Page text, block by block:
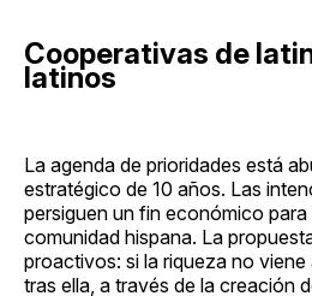
Cooperativas de
latinos
La agenda de prioridades está
estratégico de 10 años. Las
persiguen un fin económico
comunidad hispana. La
proactivos: si la riqueza no
tras ella, a través de la creación